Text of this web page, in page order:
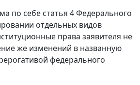
по себе статья 4 Федерального
отдельных видов
права заявителя не
же изменений в названную
федерального